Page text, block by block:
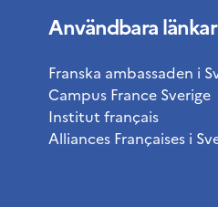
Användbara länkar
Franska ambassaden i
Campus France Sverige
Institut français
Alliances Françaises i